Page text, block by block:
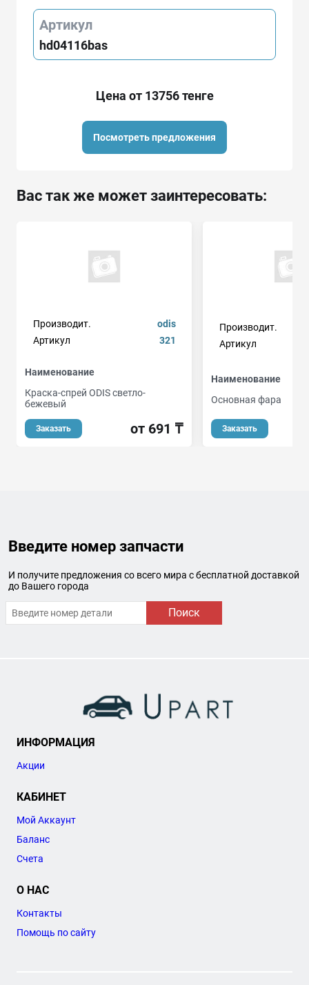
Артикул
hd04116bas
Цена от 13756 тенге
Посмотреть предложения
Вас так же может заинтересовать:
Производит.
odis
Артикул
321
Наименование
Краска-спрей ODIS светло-
бежевый
Заказать от 691 ₸
Производит.
Артикул
Наименование
Основная фара
Заказать
Введите номер запчасти
И получите предложения со всего мира с бесплатной доставкой
до Вашего города
Поиск
ИНФОРМАЦИЯ
Акции
КАБИНЕТ
Мой Аккаунт
Баланс
Счета
О НАС
Контакты
Помощь по сайту